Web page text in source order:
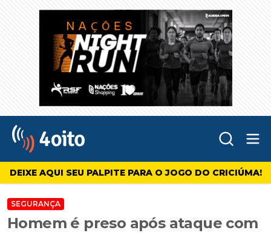
4oito
DEIXE AQUI SEU PALPITE PARA O JOGO DO CRICIÚMA!
SEGURANÇA
Homem é preso após ataque com